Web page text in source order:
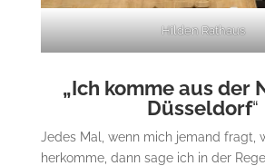
Hilden Rathaus
„Ich komme aus der
Düsseldorf“
Jedes Mal, wenn mich jemand fragt,
herkomme, dann sage ich in der